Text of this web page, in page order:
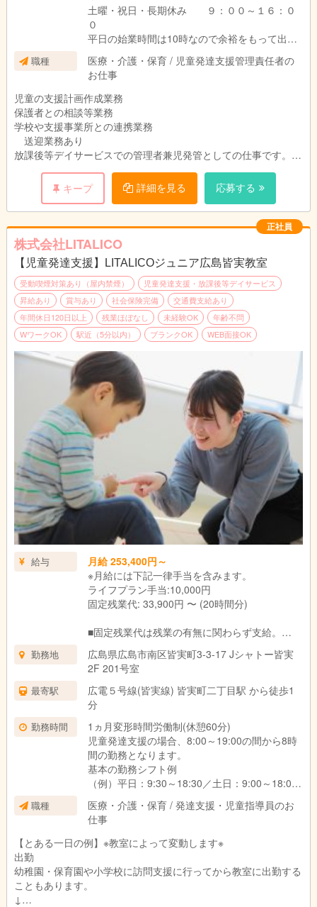
土曜・祝日・長期休み ９：００～１６：０
０
平日の始業時間は10時なので余裕をもって出勤
できます。
実働７時間勤務です
職種
医療・介護・保育 / 児童発達支援管理責任者の
お仕事
児童の支援計画作成業務
保護者との相談等業務
学校や支援事業所との連携業務
送迎業務あり
放課後等デイサービスでの管理者兼児発管としての仕事です。
児童の支援計画作成業務、保護者との相談等業務、
学校や支援事業所との連携業務、送迎業務などのお仕事と施設の
管理をお願いします。
キープ 詳細を見る 応募する
正社員
株式会社LITALICO
【児童発達支援】LITALICOジュニア広島皆実教室
受動喫煙対策あり（屋内禁煙）
児童発達支援・放課後等デイサービス
昇給あり
賞与あり 社会保険完備
交通費支給あり
年間休日120日以上
残業ほぼなし 未経験OK
年齢不問
WワークOK
駅近（5分以内） ブランクOK WEB面接OK
給与
月給 253,400円～
※月給には下記一律手当を含みます。
ライフプラン手当:10,000円
固定残業代: 33,900円 〜 (20時間分)
■固定残業代は残業の有無に関わらず支給。
を支給いたします。
■試用期間3ヶ月あり。
期間中の待遇に変更はありません。
勤務地
広島県広島市南区皆実町3-3-17 Jシャトー皆実
2F 201号室
最寄駅
広電５号線(皆実線) 皆実町二丁目駅 から徒歩1
分
勤務時間
1ヵ月変形時間労働制(休憩60分)
児童発達支援の場合、8:00～19:00の間から8時
間の勤務となります。
基本の勤務シフト例
（例）平日：9:30～18:30／土日：9:00～18:00
ます。
職種
医療・介護・保育 / 発達支援・児童指導員のお
仕事
【とある一日の例】※教室によって変動します※
出勤
幼稚園・保育園や小学校に訪問支援に行ってから教室に出勤する
こともあります。
↓